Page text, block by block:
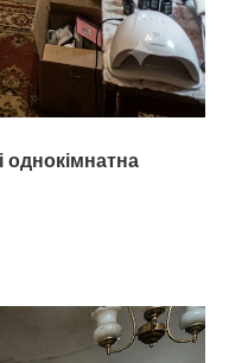
однокімнатна